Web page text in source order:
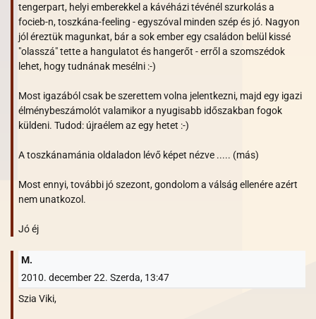
tengerpart, helyi emberekkel a kávéházi tévénél szurkolás a
focieb-n, toszkána-feeling - egyszóval minden szép és jó. Nagyon
jól éreztük magunkat, bár a sok ember egy családon belül kissé
"olasszá" tette a hangulatot és hangerőt - erről a szomszédok
lehet, hogy tudnának mesélni :-)
Most igazából csak be szerettem volna jelentkezni, majd egy igazi
élménybeszámolót valamikor a nyugisabb időszakban fogok
küldeni. Tudod: újraélem az egy hetet :-)
A toszkánamánia oldaladon lévő képet nézve ..... (más)
Most ennyi, további jó szezont, gondolom a válság ellenére azért
nem unatkozol.
Jó éj
M.
2010. december 22. Szerda, 13:47
Szia Viki,